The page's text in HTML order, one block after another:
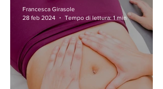
Francesca Girasole
28 feb 2024
Tempo di lettura: 1 min